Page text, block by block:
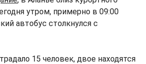
утром, примерно в 09:00
автобус столкнулся с
15 человек, двое находятся